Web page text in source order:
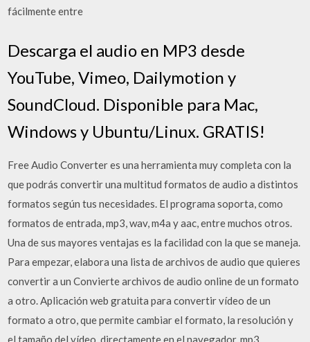
fácilmente entre
Descarga el audio en MP3 desde
YouTube, Vimeo, Dailymotion y
SoundCloud. Disponible para Mac,
Windows y Ubuntu/Linux. GRATIS!
Free Audio Converter es una herramienta muy completa con la
que podrás convertir una multitud formatos de audio a distintos
formatos según tus necesidades. El programa soporta, como
formatos de entrada, mp3, wav, m4a y aac, entre muchos otros.
Una de sus mayores ventajas es la facilidad con la que se maneja.
Para empezar, elabora una lista de archivos de audio que quieres
convertir a un Convierte archivos de audio online de un formato
a otro. Aplicación web gratuita para convertir vídeo de un
formato a otro, que permite cambiar el formato, la resolución y
el tamaño del vídeo, directamente en el navegador. mp3